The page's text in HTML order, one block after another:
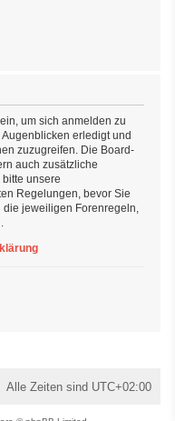
um sich anmelden zu
erledigt und
zuzugreifen. Die Board-
auch zusätzliche
unsere
Regelungen, bevor Sie
jeweiligen Forenregeln,
Alle Zeiten sind UTC+02:00